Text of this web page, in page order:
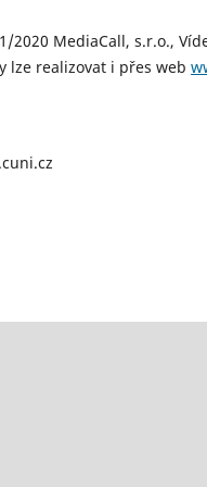
MediaCall, s.r.o.,
lze realizovat i přes web